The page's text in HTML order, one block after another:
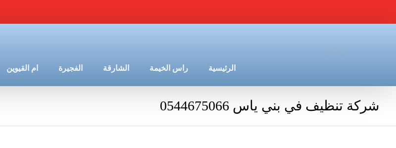
الرئيسية راس الخيمة الشارقة الفجيرة ام القيوين
شركة تنظيف في بني ياس 0544675066